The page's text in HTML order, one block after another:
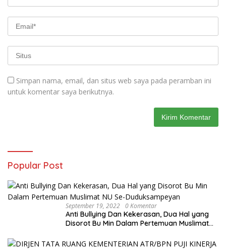
Simpan nama, email, dan situs web saya pada peramban ini
untuk komentar saya berikutnya.
Popular Post
September 19, 2022 0 Komentar
Anti Bullying Dan Kekerasan, Dua Hal yang
Disorot Bu Min Dalam Pertemuan Muslimat